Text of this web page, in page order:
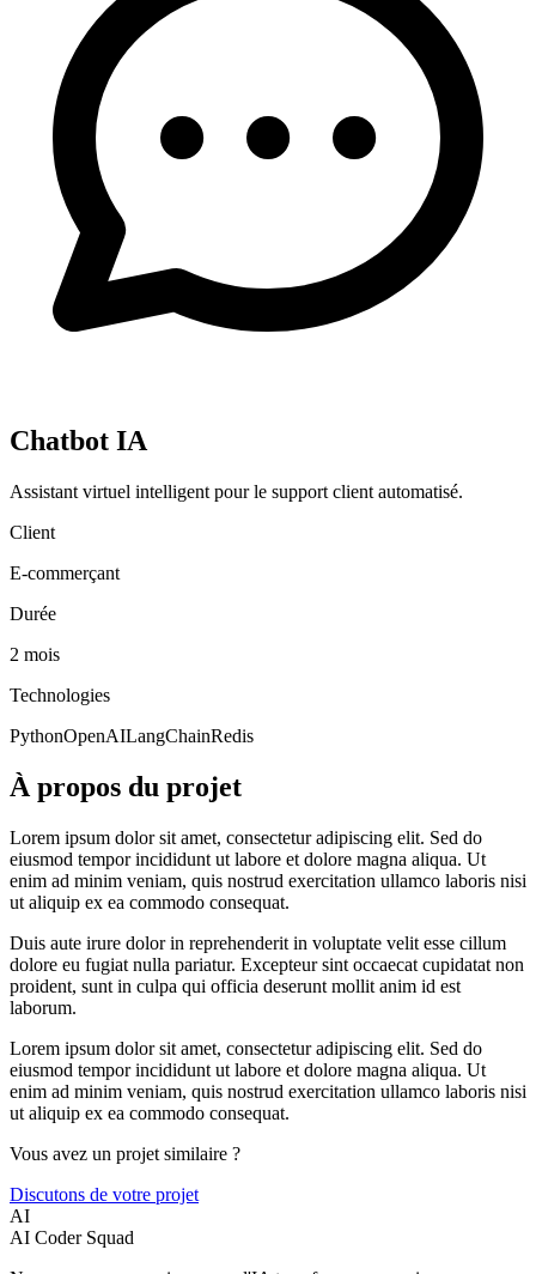
Chatbot IA
Assistant virtuel intelligent pour le support client automatisé.
Client
E-commerçant
Durée
2 mois
Technologies
PythonOpenAILangChainRedis
À propos du projet
Lorem ipsum dolor sit amet, consectetur adipiscing elit. Sed do
eiusmod tempor incididunt ut labore et dolore magna aliqua. Ut
enim ad minim veniam, quis nostrud exercitation ullamco laboris nisi
ut aliquip ex ea commodo consequat.
Duis aute irure dolor in reprehenderit in voluptate velit esse cillum
dolore eu fugiat nulla pariatur. Excepteur sint occaecat cupidatat non
proident, sunt in culpa qui officia deserunt mollit anim id est
laborum.
Lorem ipsum dolor sit amet, consectetur adipiscing elit. Sed do
eiusmod tempor incididunt ut labore et dolore magna aliqua. Ut
enim ad minim veniam, quis nostrud exercitation ullamco laboris nisi
ut aliquip ex ea commodo consequat.
Vous avez un projet similaire ?
Discutons de votre projet
AI
AI Coder Squad